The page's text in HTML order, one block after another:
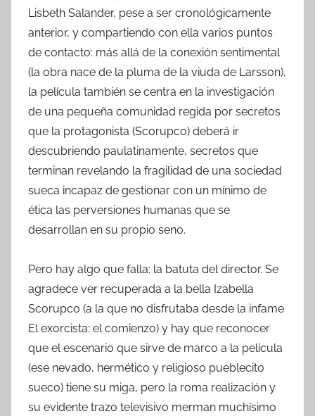
Lisbeth Salander, pese a ser cronológicamente
anterior, y compartiendo con ella varios puntos
de contacto: más allá de la conexión sentimental
(la obra nace de la pluma de la viuda de Larsson),
la película también se centra en la investigación
de una pequeña comunidad regida por secretos
que la protagonista (Scorupco) deberá ir
descubriendo paulatinamente, secretos que
terminan revelando la fragilidad de una sociedad
sueca incapaz de gestionar con un mínimo de
ética las perversiones humanas que se
desarrollan en su propio seno.
Pero hay algo que falla: la batuta del director. Se
agradece ver recuperada a la bella Izabella
Scorupco (a la que no disfrutaba desde la infame
El exorcista: el comienzo) y hay que reconocer
que el escenario que sirve de marco a la película
(ese nevado, hermético y religioso pueblecito
sueco) tiene su miga, pero la roma realización y
su evidente trazo televisivo merman muchísimo